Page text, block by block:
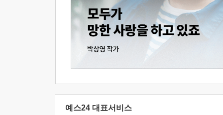
예스24 대표서비스